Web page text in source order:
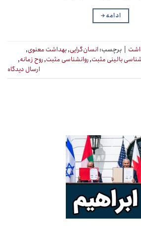
ادامه→
برچسب: انسان‌گرایی,بهداشت معنوی,
بالینی مثبت,روانشناسی مثبت,روح زمانه,
ارسال دیدگاه